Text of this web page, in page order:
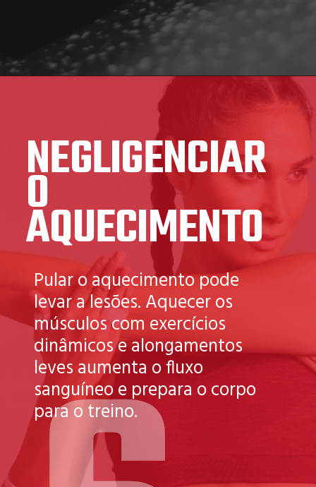
NEGLIGENCIAR
O
AQUECIMENTO
Pular o aquecimento pode
levar a lesões. Aquecer os
músculos com exercícios
dinâmicos e alongamentos
leves aumenta o fluxo
sanguíneo e prepara o corpo
para o treino.